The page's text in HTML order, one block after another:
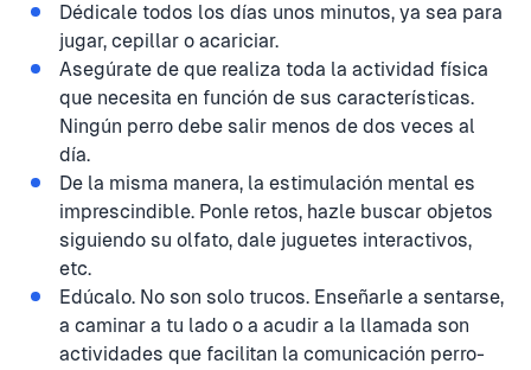
Dédicale todos los días unos minutos, ya sea para
jugar, cepillar o acariciar.
Asegúrate de que realiza toda la actividad física
que necesita en función de sus características.
Ningún perro debe salir menos de dos veces al
día.
De la misma manera, la estimulación mental es
imprescindible. Ponle retos, hazle buscar objetos
siguiendo su olfato, dale juguetes interactivos,
etc.
Edúcalo. No son solo trucos. Enseñarle a sentarse,
a caminar a tu lado o a acudir a la llamada son
actividades que facilitan la comunicación perro-